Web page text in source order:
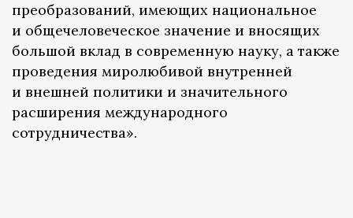
преобразований, имеющих национальное
и общечеловеческое значение и вносящих
большой вклад в современную науку, а также
проведения миролюбивой внутренней
и внешней политики и значительного
расширения международного
сотрудничества».